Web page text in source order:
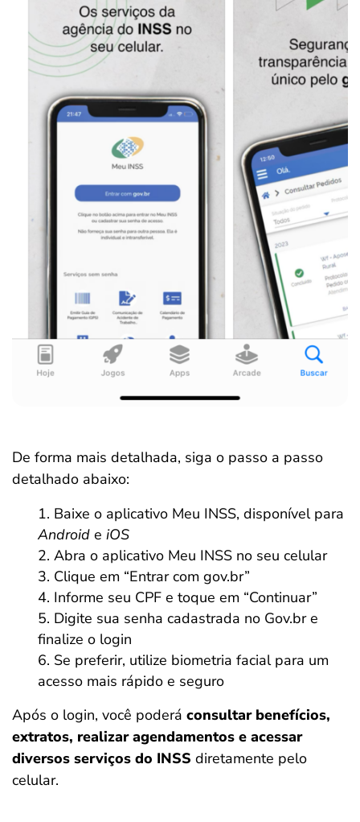
De forma mais detalhada, siga o passo a passo
detalhado abaixo:
Baixe o aplicativo Meu INSS, disponível para
Android e iOS
Abra o aplicativo Meu INSS no seu celular
Clique em “Entrar com gov.br”
Informe seu CPF e toque em “Continuar”
Digite sua senha cadastrada no Gov.br e
finalize o login
Se preferir, utilize biometria facial para um
acesso mais rápido e seguro
Após o login, você poderá consultar benefícios,
extratos, realizar agendamentos e acessar
diversos serviços do INSS diretamente pelo
celular.